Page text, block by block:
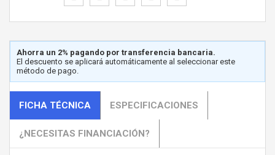
Ahorra un 2% pagando por transferencia bancaria.
El descuento se aplicará automáticamente al seleccionar este
método de pago.
FICHA TÉCNICA ESPECIFICACIONES
¿NECESITAS FINANCIACIÓN?